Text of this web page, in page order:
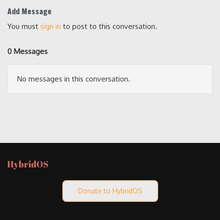
Add Message
You must sign in to post to this conversation.
0 Messages
No messages in this conversation.
HybridOS
Donate to HybridOS